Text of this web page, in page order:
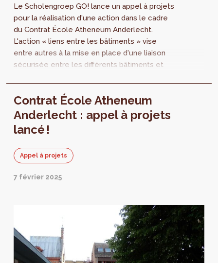
Le Scholengroep GO! lance un appel à projets
pour la réalisation d'une action dans le cadre
du Contrat École Atheneum Anderlecht.
L'action « liens entre les bâtiments » vise
entre autres à la mise en place d'une liaison
sécurisée entre les différents bâtiments et
d'information et une visite de terrain ont lieu
ce mercredi 1er juillet (participation
obligatoire).
Contrat École Atheneum
Anderlecht : appel à projets
lancé !
Appel à projets
7 février 2025